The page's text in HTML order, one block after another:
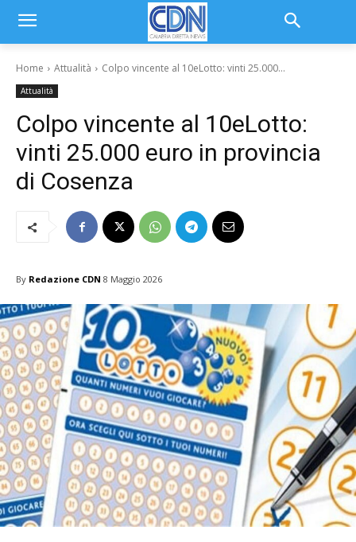
Home Attualità Colpo vincente al 10eLotto: vinti 25.000...
Attualità
Colpo vincente al 10eLotto:
vinti 25.000 euro in provincia
di Cosenza
By Redazione CDN 8 Maggio 2026